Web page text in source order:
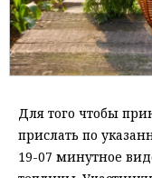
Для того чтобы
прислать по
19-07 минутное